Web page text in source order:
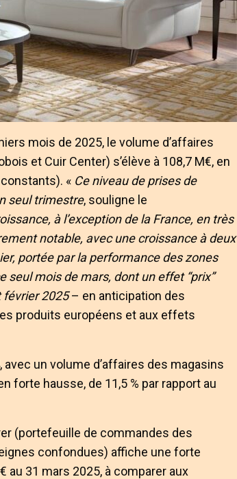
mois de 2025, le volume d’affaires
et Cuir Center) s’élève à 108,7 M€, en
« Ce niveau de prises de
seul trimestre, souligne le
à l’exception de la France, en très
notable, avec une croissance à deux
portée par la performance des zones
seul mois de mars, dont un effet “prix”
février 2025– en anticipation des
produits européens et aux effets
un volume d’affaires des magasins
forte hausse, de 11,5 % par rapport au
(portefeuille de commandes des
confondues) affiche une forte
au 31 mars 2025, à comparer aux